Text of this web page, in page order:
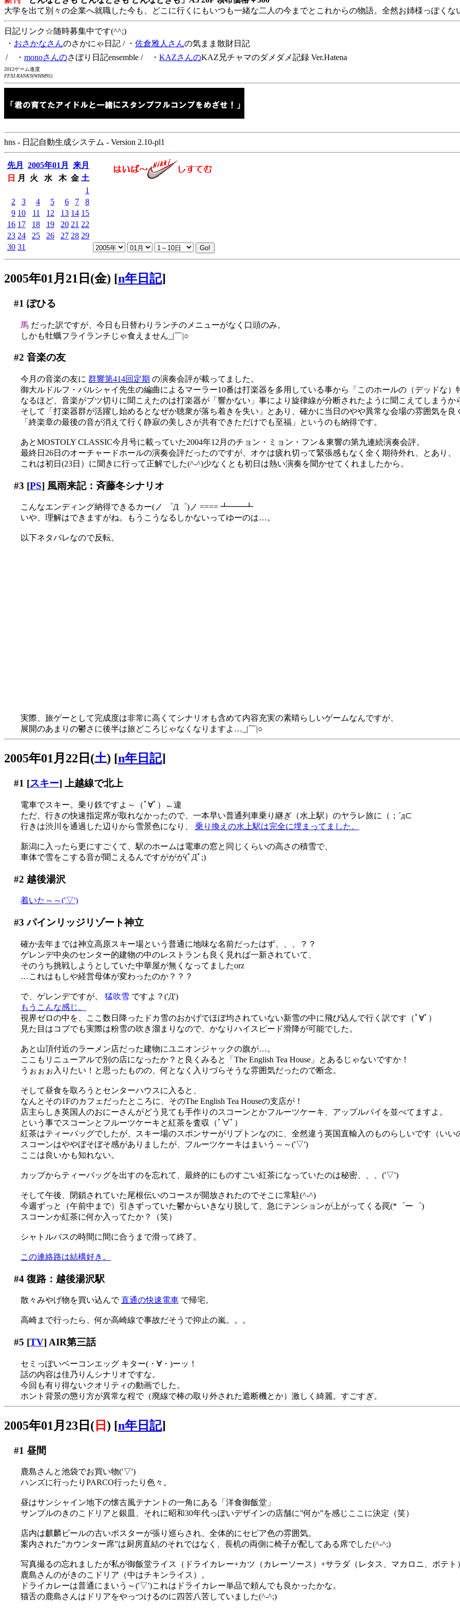
大学を出て別々の企業へ就職した今も、どこに行くにもいつも一緒な二人の今までとこれからの物語。全然お姉様っぽくな
日記リンク☆随時募集中です(^^;)
・ おさかなさんのさかにゃ日記 / ・ 佐倉雅人さんの気まま散財日記
/ ・ monoさんのさぼり日記ensemble / ・ KAZさんのKAZ兄チャマのダメダメ記録 Ver.Hatena
2012ゲーム進度
FFXI:RANK9(WHM95)
hns - 日記自動生成システム - Version 2.10-pl1
先月 2005年01月
来月
日
月 火 水 木 金 土
1
2
3 4 5 6 7
8
9 10 11 12 13 14 15
16 17 18 19 20 21 22
23 24 25 26 27 28 29
30 31
2005年01月21日(金) [n年日記]
#1 ぽひる
馬 だった訳ですが、今日も日替わりランチのメニューがなく口頭のみ。
しかも牡蠣フライランチじゃ食えません_|￣|○
#2 音楽の友
今月の音楽の友に 群響第414回定期 の演奏会評が載ってました。
御大ルドルフ・バルシャイ先生の編曲によるマーラー10番は打楽器を多用している事から「このホールの（デッドな
なるほど、音楽がブツ切りに聞こえたのは打楽器が「響かない」事により旋律線が分断されたように聞こえてしまうか
そして「打楽器群が活躍し始めるとなぜか聴衆が落ち着きを失い」とあり、確かに当日のやや異常な会場の雰囲気を良
「終楽章の最後の音が消えて行く静寂の美しさが共有できただけでも至福」というのも納得です。
あとMOSTOLY CLASSIC今月号に載っていた2004年12月のチョン・ミョン・フン＆東響の第九連続演奏会評。
最終日26日のオーチャードホールの演奏会評だったのですが、オケは疲れ切って緊張感もなく全く期待外れ、とあり、
これは初日(23日）に聞きに行って正解でした(^-^)少なくとも初日は熱い演奏を聞かせてくれましたから。
#3 [PS] 風雨来記：斉藤冬シナリオ
こんなエンディング納得できるカー(ノ ゜Д゜)ノ ==== ┻━━┻
いや、理解はできますがね。もうこうなるしかないってゆーのは…。
以下ネタバレなので反転。
実際、旅ゲーとして完成度は非常に高くてシナリオも含めて内容充実の素晴らしいゲームなんですが、
展開のあまりの鬱さに後半は旅どころじゃなくなりますよ…_|￣|○
2005年01月22日(土) [n年日記]
#1 [スキー] 上越線で北上
電車でスキー。乗り鉄ですよ～（ﾟ∀ﾟ）←違
ただ、行きの快速指定席が取れなかったので、一本早い普通列車乗り継ぎ（水上駅）のヤラレ旅に（；´д⊂
行きは渋川を通過した辺りから雪景色になり、 乗り換えの水上駅は完全に埋まってました。
新潟に入ったら更にすごくて、駅のホームは電車の窓と同じくらいの高さの積雪で、
車体で雪をこする音が聞こえるんですががが(ﾟДﾟ;)
#2 越後湯沢
着いた～～('▽')
#3 パインリッジリゾート神立
確か去年までは神立高原スキー場という普通に地味な名前だったはず、、、？？
ゲレンデ中央のセンター的建物の中のレストランも良く見れば一新されていて、
そのうち挑戦しようとしていた中華屋が無くなってましたorz
…これはもしや経営母体が変わったのか？？？
で、ゲレンデですが、 猛吹雪 ですよ？('Д')
もうこんな感じ。
視界ゼロの中を、ここ数日降ったドカ雪のおかげでほぼ均されていない新雪の中に飛び込んで行く訳です（ﾟ∀ﾟ）
見た目はコブでも実際は粉雪の吹き溜まりなので、かなりハイスピード滑降が可能でした。
あと山頂付近のラーメン店だった建物にユニオンジャックの旗が…。
ここもリニューアルで別の店になったか？と良くみると「The English Tea House」とあるじゃないですか！
うぉぉぉ入りたい！と思ったものの、何となく入りづらそうな雰囲気だったので断念。
そして昼食を取ろうとセンターハウスに入ると、
なんとその1Fのカフェだったところに、そのThe English Tea Houseの支店が！
店主らしき英国人のおにーさんがどう見ても手作りのスコーンとかフルーツケーキ、アップルパイを並べてますよ。
という事でスコーンとフルーツケーキと紅茶を査収（ﾟ∀ﾟ）
紅茶はティーバッグでしたが、スキー場のスポンサーがリプトンなのに、全然違う英国直輸入のものらしいです（いい
スコーンはややぼそぼそ感がありましたが、フルーツケーキはまいう～～('▽')
ここは良いかも知れない。
カップからティーバッグを出すのを忘れて、最終的にものすごい紅茶になっていたのは秘密、、、('▽')
そして午後、閉鎖されていた尾根伝いのコースが開放されたのでそこに常駐(^-^)
今週ずっと（午前中まで）引きずっていた鬱からいきなり脱して、急にテンションが上がってくる罠(*゜ー゜)
スコーンか紅茶に何か入ってたか？（笑）
シャトルバスの時間に間に合うまで滑って終了。
この連絡路は結構好き。
#4復路：越後湯沢駅
散々みやげ物を買い込んで直通の快速電車 で帰宅。
高崎まで行ったら、何か高崎線で事故だそうで抑止の嵐。。。
#5 [TV] AIR第三話
セミっぽいベーコンエッグ キター(・∀・)ーッ！
話の内容は佳乃りんシナリオですな。
今回も有り得ないクオリティの動画でした。
ホント背景の懲り方が異常な程で（廃線で棒の取り外された遮断機とか）激しく綺麗。すごすぎ。
2005年01月23日( 日 ) [n年日記]
#1 昼間
鹿島さんと池袋でお買い物('▽')
ハンズに行ったりPARCO行ったり色々。
昼はサンシャイン地下の懐古風テナントの一角にある「洋食御飯堂」
サンプルのきのこドリアと銀皿、それに昭和30年代っぽいデザインの店舗に”何か”を感じここに決定（笑）
店内は麒麟ビールの古いポスターが張り巡らされ、全体的にセピア色の雰囲気。
案内された”カウンター席”は厨房直結のそれではなく、長机の両側に椅子が配してある席でした(^-^;)
写真撮るの忘れましたが私が御飯堂ライス（ドライカレー+カツ（カレーソース）+サラダ（レタス、マカロニ、ポテト
鹿島さんのがきのこドリア（中はチキンライス）。
ドライカレーは普通にまいう～('▽')これはドライカレー単品で頼んでも良かったかな。
猫舌の鹿島さんはドリアをやっつけるのに四苦八苦していました(^-^;)